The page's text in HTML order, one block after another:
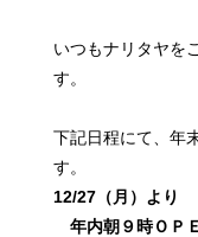
いつもナリタヤを
す。
下記日程にて、年
す。
12/27（月）より
年内朝９時ＯＰ